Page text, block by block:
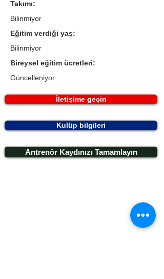
Takımı:
Bilinmiyor
Eğitim verdiği yaş:
Bilinmiyor
Bireysel eğitim ücretleri:
Güncelleniyor
İletişime geçin
Kulüp bilgileri
Antrenör Kaydınızı Tamamlayın